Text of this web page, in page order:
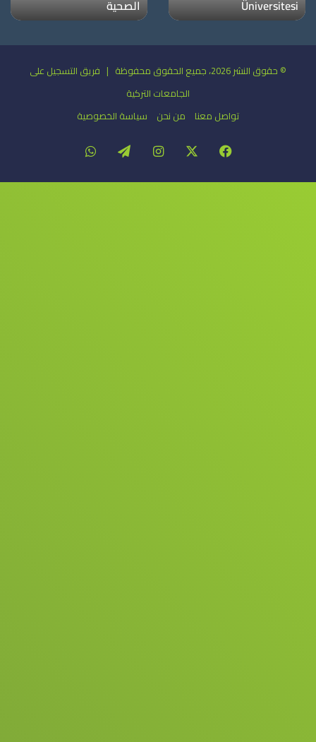
Üniversitesi الصحية
© حقوق النشر 2026، جميع الحقوق محفوظة | فريق التسجيل على
الجامعات التركية
تواصل معنا
من نحن سياسة الخصوصية